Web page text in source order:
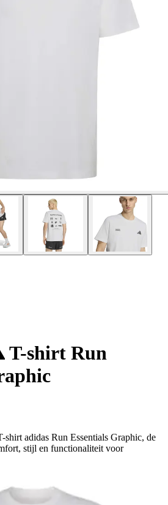
T-shirt Run
shirt adidas Run Essentials Graphic, de
stijl en functionaliteit voor